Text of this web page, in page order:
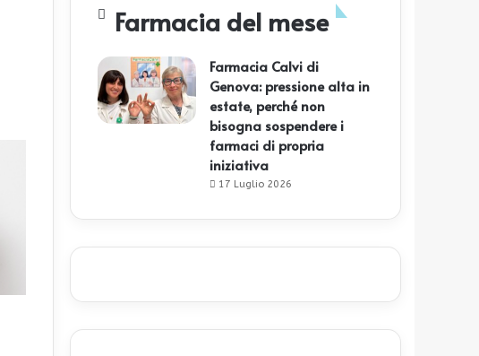
Farmacia del mese
Farmacia Calvi di
Genova: pressione alta in
estate, perché non
bisogna sospendere i
farmaci di propria
iniziativa
17 Luglio 2026